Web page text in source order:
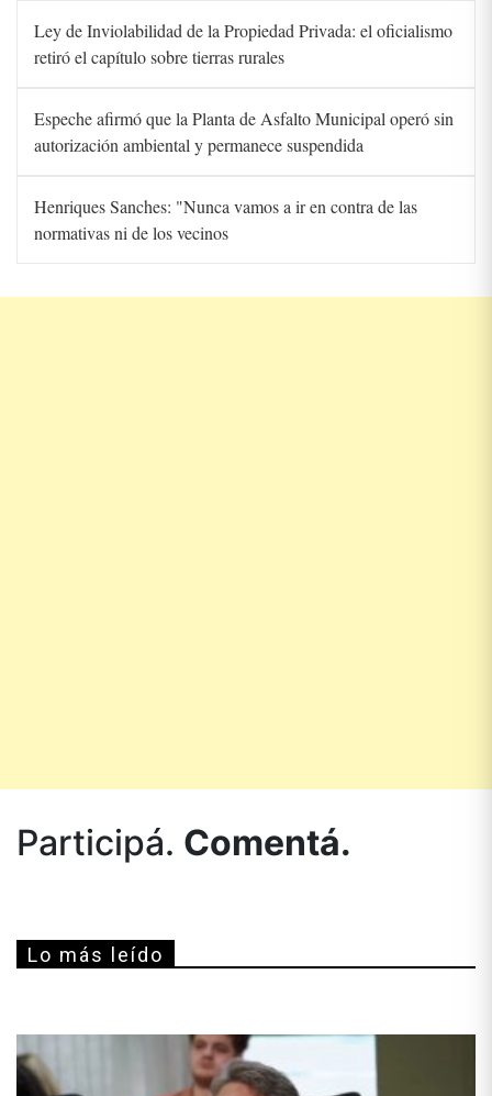
Ley de Inviolabilidad de la Propiedad Privada: el oficialismo
retiró el capítulo sobre tierras rurales
Espeche afirmó que la Planta de Asfalto Municipal operó sin
autorización ambiental y permanece suspendida
Henriques Sanches: "Nunca vamos a ir en contra de las
normativas ni de los vecinos
Participá. Comentá.
Lo más leído